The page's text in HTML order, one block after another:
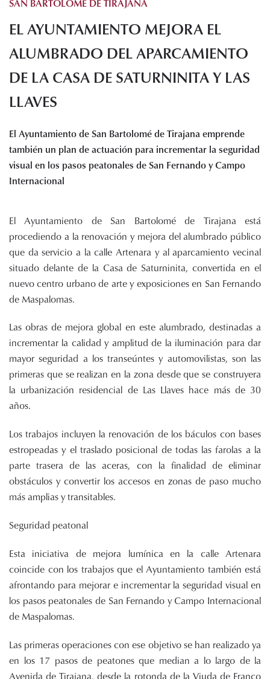
Servicios
Noticias
Enlaces de interés
Audiovisuales
Transparencia
Sede electrónica
Contacto
SAN BARTOLOMÉ DE TIRAJANA
EL AYUNTAMIENTO MEJORA EL
ALUMBRADO DEL APARCAMIENTO
DE LA CASA DE SATURNINITA Y LAS
LLAVES
El Ayuntamiento de San Bartolomé de Tirajana emprende
también un plan de actuación para incrementar la seguridad
visual en los pasos peatonales de San Fernando y Campo
Internacional
El Ayuntamiento de San Bartolomé de Tirajana está
procediendo a la renovación y mejora del alumbrado público
que da servicio a la calle Artenara y al aparcamiento vecinal
situado delante de la Casa de Saturninita, convertida en el
nuevo centro urbano de arte y exposiciones en San Fernando
de Maspalomas.
Las obras de mejora global en este alumbrado, destinadas a
incrementar la calidad y amplitud de la iluminación para dar
mayor seguridad a los transeúntes y automovilistas, son las
primeras que se realizan en la zona desde que se construyera
la urbanización residencial de Las Llaves hace más de 30
años.
Los trabajos incluyen la renovación de los báculos con bases
estropeadas y el traslado posicional de todas las farolas a la
parte trasera de las aceras, con la finalidad de eliminar
obstáculos y convertir los accesos en zonas de paso mucho
más amplias y transitables.
Seguridad peatonal
Esta iniciativa de mejora lumínica en la calle Artenara
coincide con los trabajos que el Ayuntamiento también está
afrontando para mejorar e incrementar la seguridad visual en
los pasos peatonales de San Fernando y Campo Internacional
de Maspalomas.
Las primeras operaciones con ese objetivo se han realizado ya
en los 17 pasos de peatones que median a lo largo de la
Avenida de Tirajana, desde la rotonda de la Viuda de Franco